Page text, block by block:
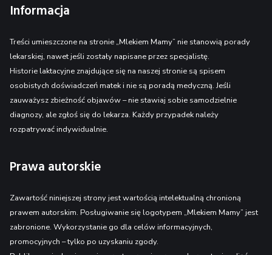
Informacja
Treści umieszczone na stronie „Mlekiem Mamy” nie stanowią porady
lekarskiej, nawet jeśli zostały napisane przez specjalistę.
Historie laktacyjne znajdujące się na naszej stronie są spisem
osobistych doświadczeń matek i nie są poradą medyczną. Jeśli
zauważysz zbieżność objawów – nie stawiaj sobie samodzielnie
diagnozy, ale zgłoś się do lekarza. Każdy przypadek należy
rozpatrywać indywidualnie.
Prawa autorskie
Zawartość niniejszej strony jest wartością intelektualną chronioną
prawem autorskim. Posługiwanie się logotypem „Mlekiem Mamy” jest
zabronione. Wykorzystanie go dla celów informacyjnych,
promocyjnych – tylko po uzyskaniu zgody.